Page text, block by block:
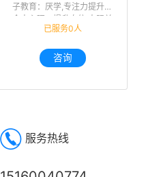
子教育：厌学,专注力提升
个人心理：提升自信,人际关
系,未来迷茫,职业规划
已服务0人
咨询
服务热线